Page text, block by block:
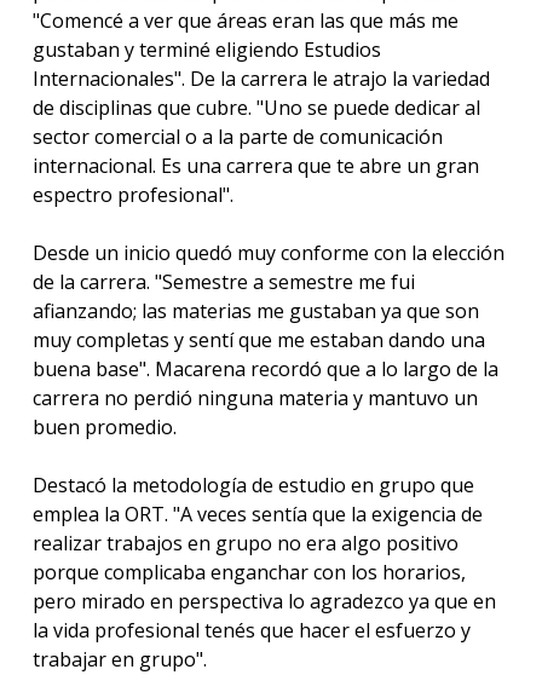
"Comencé a ver que áreas eran las que más me
gustaban y terminé eligiendo Estudios
Internacionales". De la carrera le atrajo la variedad
de disciplinas que cubre. "Uno se puede dedicar al
sector comercial o a la parte de comunicación
internacional. Es una carrera que te abre un gran
espectro profesional".
Desde un inicio quedó muy conforme con la elección
de la carrera. "Semestre a semestre me fui
afianzando; las materias me gustaban ya que son
muy completas y sentí que me estaban dando una
buena base". Macarena recordó que a lo largo de la
carrera no perdió ninguna materia y mantuvo un
buen promedio.
Destacó la metodología de estudio en grupo que
emplea la ORT. "A veces sentía que la exigencia de
realizar trabajos en grupo no era algo positivo
porque complicaba enganchar con los horarios,
pero mirado en perspectiva lo agradezco ya que en
la vida profesional tenés que hacer el esfuerzo y
trabajar en grupo".